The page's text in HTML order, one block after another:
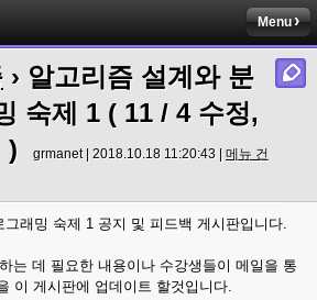
Menu
› 알고리즘 설계와 분
숙제 1 ( 11 / 4 수정,
)
grmanet | 2018.10.18 11:20:43 | 메뉴 건
래밍 숙제 1 공지 및 피드백 게시판입니다.
는 데 필요한 내용이나 수강생들이 메일을 통
이 게시판에 업데이트 할것입니다.